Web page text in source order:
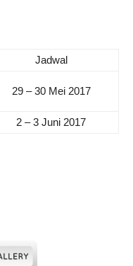
Jadwal
29 – 30 Mei 2017
2 – 3 Juni 2017